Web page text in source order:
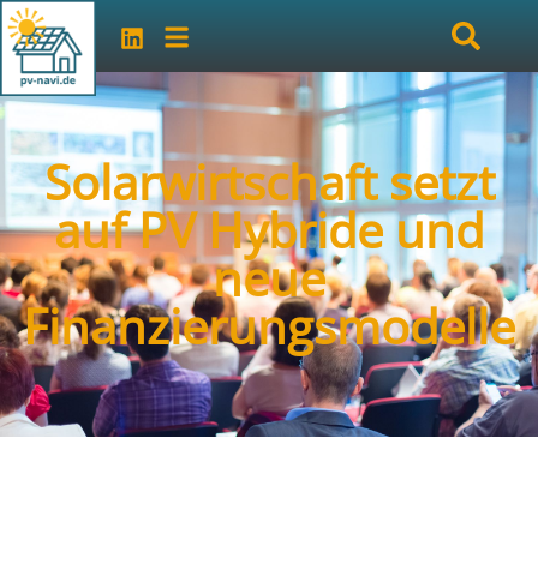
Solarwirtschaft setzt
auf PV Hybride und
neue
Finanzierungsmodelle